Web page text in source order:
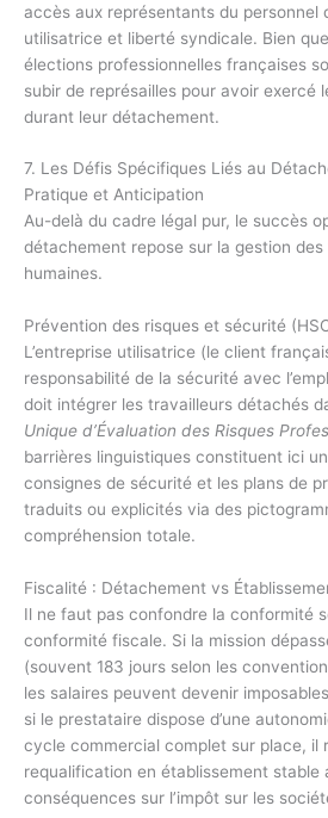
accès aux représentants du personnel
utilisatrice et liberté syndicale. Bien
élections professionnelles françaises
subir de représailles pour avoir exercé
durant leur détachement.
7. Les Défis Spécifiques Liés au
Pratique et Anticipation
Au-delà du cadre légal pur, le succès
détachement repose sur la gestion
humaines.
Prévention des risques et sécurité
L’entreprise utilisatrice (le client
responsabilité de la sécurité avec
doit intégrer les travailleurs détachés
Unique d’Évaluation des Risques
barrières linguistiques constituent ici
consignes de sécurité et les plans de
traduits ou explicités via des
compréhension totale.
Fiscalité : Détachement vs
Il ne faut pas confondre la conformité
conformité fiscale. Si la mission
(souvent 183 jours selon les
les salaires peuvent devenir
si le prestataire dispose d’une
cycle commercial complet sur place, il
requalification en établissement stable
conséquences sur l’impôt sur les